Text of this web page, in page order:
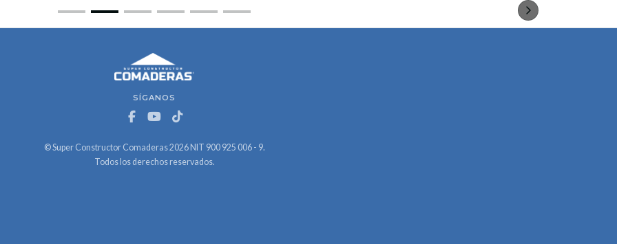
SÍGANOS
© Super Constructor Comaderas 2026 NIT 900 925 006 - 9.
Todos los derechos reservados.